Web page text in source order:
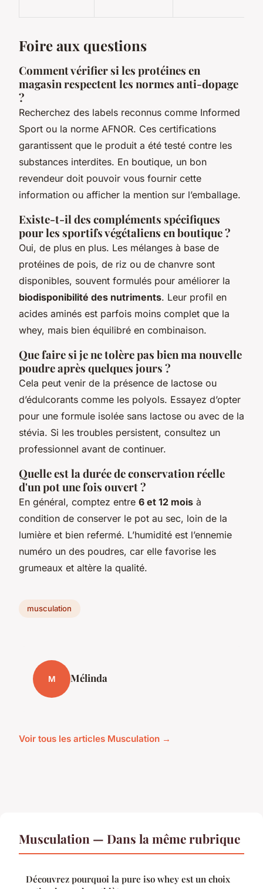
Foire aux questions
Comment vérifier si les protéines en
magasin respectent les normes anti-dopage
?
Recherchez des labels reconnus comme Informed
Sport ou la norme AFNOR. Ces certifications
garantissent que le produit a été testé contre les
substances interdites. En boutique, un bon
revendeur doit pouvoir vous fournir cette
information ou afficher la mention sur l’emballage.
Existe-t-il des compléments spécifiques
pour les sportifs végétaliens en boutique ?
Oui, de plus en plus. Les mélanges à base de
protéines de pois, de riz ou de chanvre sont
disponibles, souvent formulés pour améliorer la
biodisponibilité des nutriments. Leur profil en
acides aminés est parfois moins complet que la
whey, mais bien équilibré en combinaison.
Que faire si je ne tolère pas bien ma nouvelle
poudre après quelques jours ?
Cela peut venir de la présence de lactose ou
d’édulcorants comme les polyols. Essayez d’opter
pour une formule isolée sans lactose ou avec de la
stévia. Si les troubles persistent, consultez un
professionnel avant de continuer.
Quelle est la durée de conservation réelle
d'un pot une fois ouvert ?
En général, comptez entre 6 et 12 mois à
condition de conserver le pot au sec, loin de la
lumière et bien refermé. L’humidité est l’ennemie
numéro un des poudres, car elle favorise les
grumeaux et altère la qualité.
musculation
M Mélinda
Voir tous les articles Musculation →
Musculation — Dans la même rubrique
Découvrez pourquoi la pure iso whey est un choix